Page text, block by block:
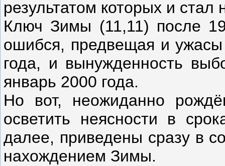
результатом которых и
Ключ Зимы (11,11) после
ошибся, предвещая и
года, и вынужденность
январь 2000 года.
Но вот, неожиданно
осветить неясности в
далее, приведены сразу в
нахождением Зимы.